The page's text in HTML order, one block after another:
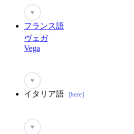
♥
フランス語
ヴェガ
Vega
♥
イタリア語 [here]
♥